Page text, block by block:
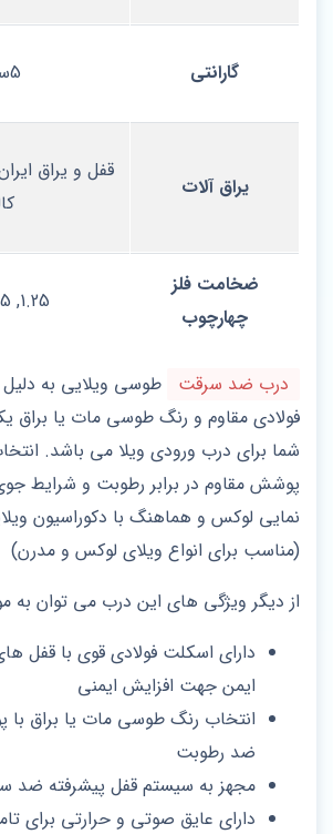
گارانتی 5سال
یراق آلات
قفل و یراق
ضخامت فلز
چهارچوب
1.25, 1.15, 1.5
درب ضد سرقت
طوسی ویلایی به
فولادی مقاوم و رنگ طوسی مات یا براق
شما برای درب ورودی ویلا می باشد.
پوشش مقاوم در برابر رطوبت و شرایط
نمایی لوکس و هماهنگ با دکوراسیون
(مناسب برای انواع ویلای لوکس و مدرن)
از دیگر ویژگی های این درب می توان به
دارای اسکلت فولادی قوی با قفل‌
ایمن جهت افزایش ایمنی
انتخاب رنگ طوسی مات یا براق
ضد رطوبت
مجهز به سیستم قفل پیشرفته ضد
دارای عایق صوتی و حرارتی برای